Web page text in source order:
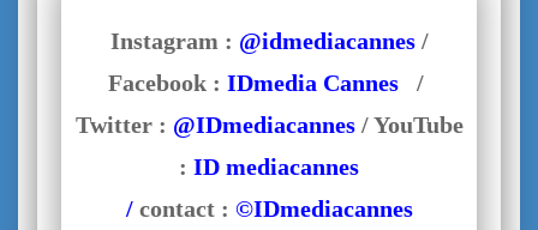
Instagram : @idmediacannes/
Facebook : IDmedia Cannes /
Twitter : @IDmediacannes/ YouTube
: ID mediacannes
/ contact : ©IDmediacannes